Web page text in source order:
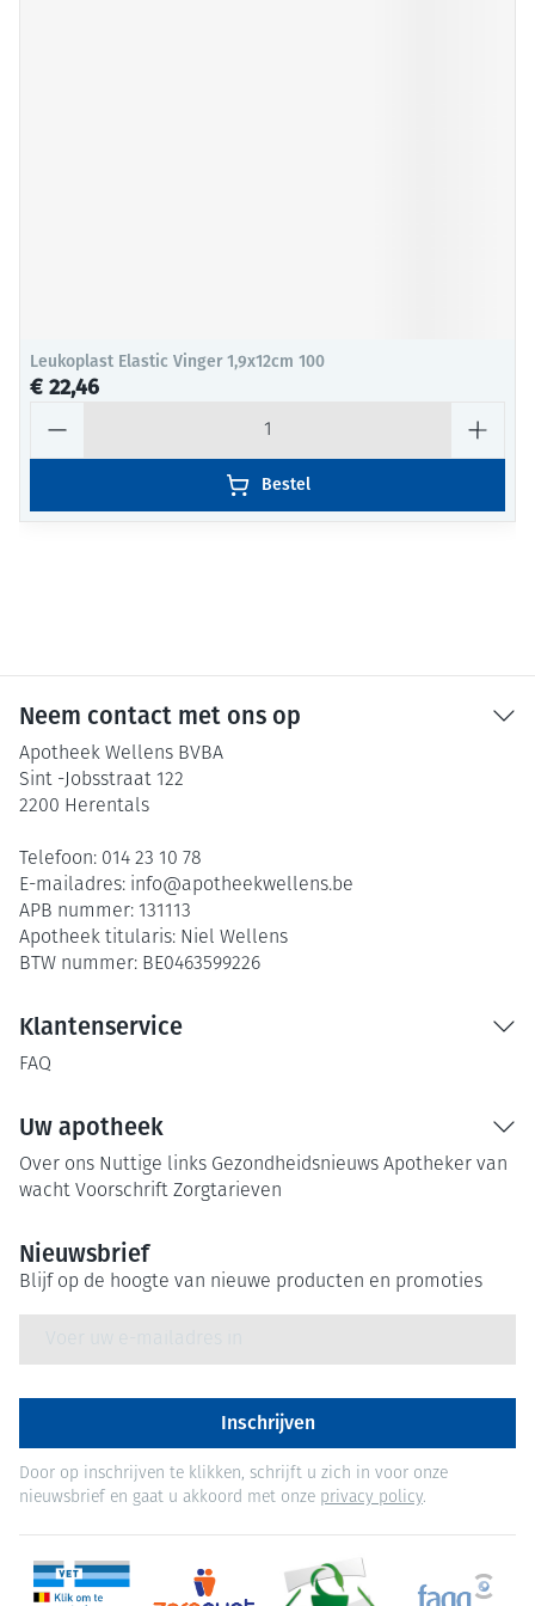
Leukoplast Elastic Vinger 1,9x12cm 100
€ 22,46
Bestel
Neem contact met ons op
Apotheek Wellens BVBA
Sint -Jobsstraat 122
2200 Herentals
Telefoon: 014 23 10 78
E-mailadres: info@apotheekwellens.be
APB nummer: 131113
Apotheek titularis: Niel Wellens
BTW nummer: BE0463599226
Klantenservice
FAQ
Uw apotheek
Over ons Nuttige links Gezondheidsnieuws Apotheker van
wacht Voorschrift Zorgtarieven
Nieuwsbrief
Blijf op de hoogte van nieuwe producten en promoties
Inschrijven
Door op inschrijven te klikken, schrijft u zich in voor onze
nieuwsbrief en gaat u akkoord met onze privacy policy.